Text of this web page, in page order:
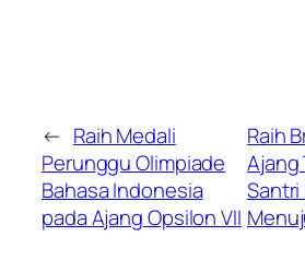
← Raih Medali
Perunggu Olimpiade
Bahasa Indonesia
pada Ajang Opsilon VII
Raih
Ajang
Santri